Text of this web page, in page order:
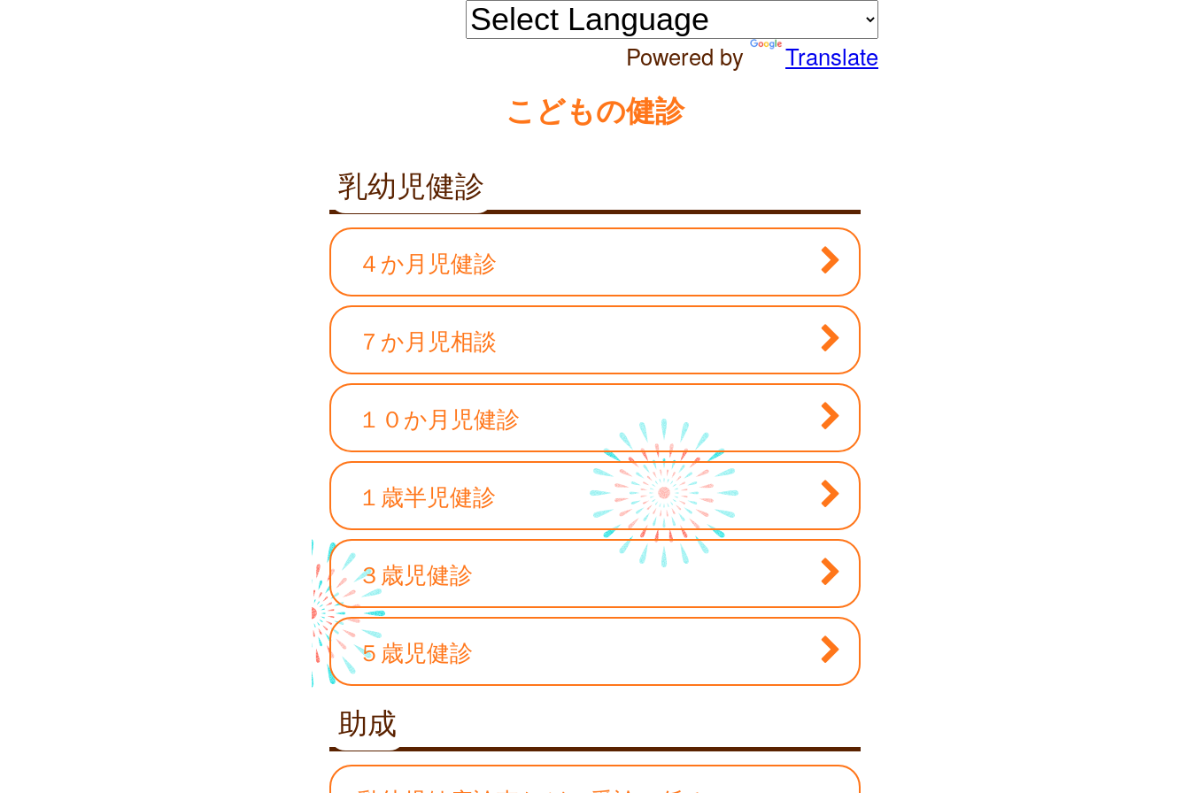
Powered by Translate
こどもの健診
乳幼児健診
４か月児健診
７か月児相談
１０か月児健診
１歳半児健診
３歳児健診
５歳児健診
助成